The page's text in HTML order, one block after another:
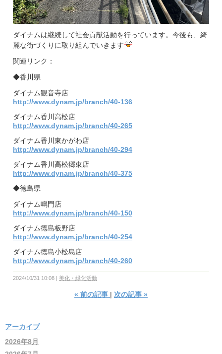
ダイナムは継続して社会貢献活動を行っています。今後も、綺
麗な街づくりに取り組んでいきます
関連リンク：
◆香川県
ダイナム観音寺店
http://www.dynam.jp/branch/40-136
ダイナム香川高松店
http://www.dynam.jp/branch/40-265
ダイナム香川東かがわ店
http://www.dynam.jp/branch/40-294
ダイナム香川高松郷東店
http://www.dynam.jp/branch/40-375
◆徳島県
ダイナム鳴門店
http://www.dynam.jp/branch/40-150
ダイナム徳島板野店
http://www.dynam.jp/branch/40-254
ダイナム徳島小松島店
http://www.dynam.jp/branch/40-260
2024/10/31 10:08 美化・緑化活動
« 前の記事 次の記事 »
アーカイブ
2026年8月